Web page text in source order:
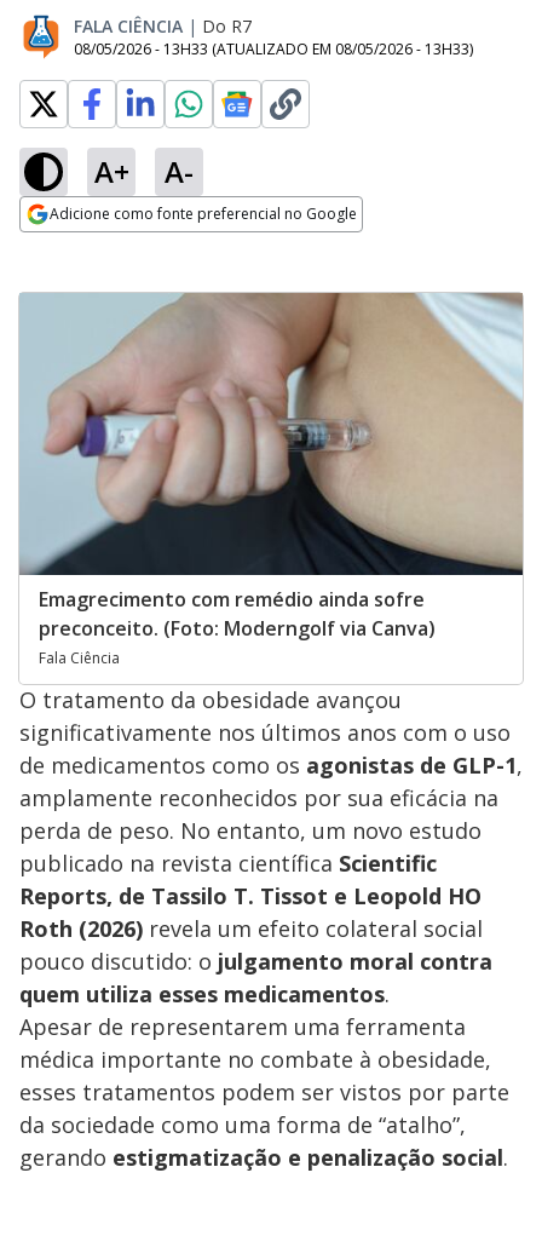
FALA CIÊNCIA | Do R7
08/05/2026 - 13H33 (ATUALIZADO EM 08/05/2026 - 13H33)
A+ A-
Adicione como fonte preferencial no Google
Emagrecimento com remédio ainda sofre
preconceito. (Foto: Moderngolf via Canva)
Fala Ciência
O tratamento da obesidade avançou
significativamente nos últimos anos com o uso
de medicamentos como os agonistas de GLP-1,
amplamente reconhecidos por sua eficácia na
perda de peso. No entanto, um novo estudo
publicado na revista científica Scientific
Reports, de Tassilo T. Tissot e Leopold HO
Roth (2026) revela um efeito colateral social
pouco discutido: o julgamento moral contra
quem utiliza esses medicamentos.
Apesar de representarem uma ferramenta
médica importante no combate à obesidade,
esses tratamentos podem ser vistos por parte
da sociedade como uma forma de “atalho”,
gerando estigmatização e penalização social.